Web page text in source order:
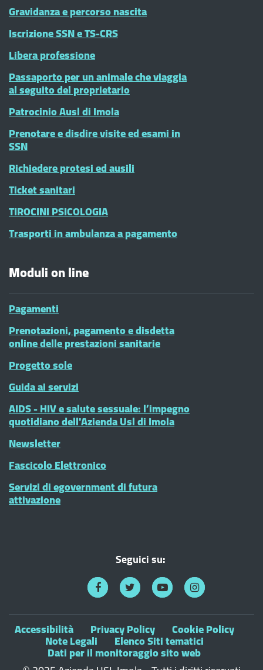
Gravidanza e percorso nascita
Iscrizione SSN e TS-CRS
Libera professione
Passaporto per un animale che viaggia
al seguito del proprietario
Patrocinio Ausl di Imola
Prenotare e disdire visite ed esami in
SSN
Richiedere protesi ed ausili
Ticket sanitari
TIROCINI PSICOLOGIA
Trasporti in ambulanza a pagamento
Moduli on line
Pagamenti
Prenotazioni, pagamento e disdetta
online delle prestazioni sanitarie
Progetto sole
Guida ai servizi
AIDS - HIV e salute sessuale: l’impegno
quotidiano dell'Azienda Usl di Imola
Newsletter
Fascicolo Elettronico
Servizi di egovernment di futura
attivazione
Seguici su:
Accessibilità Privacy Policy Cookie Policy
Note Legali Elenco Siti tematici
Dati per il monitoraggio sito web